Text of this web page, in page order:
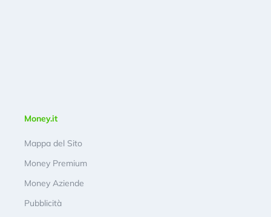
Money.it
Mappa del Sito
Money Premium
Money Aziende
Pubblicità